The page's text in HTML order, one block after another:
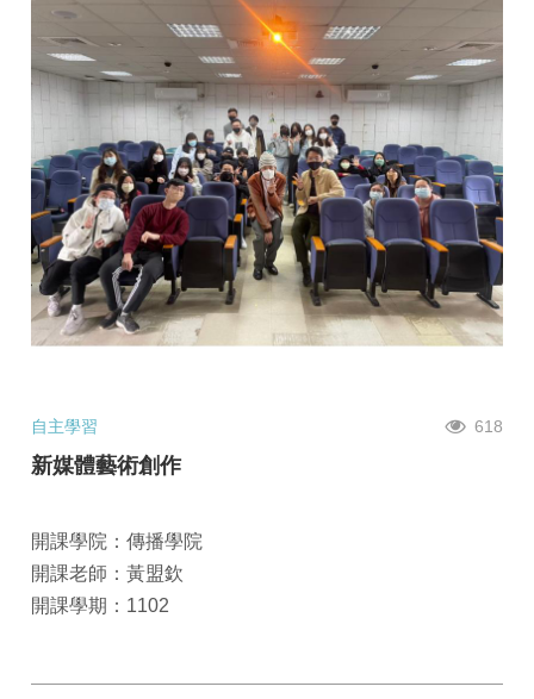
自主學習 618
新媒體藝術創作
開課學院：傳播學院
開課老師：黃盟欽
開課學期：1102